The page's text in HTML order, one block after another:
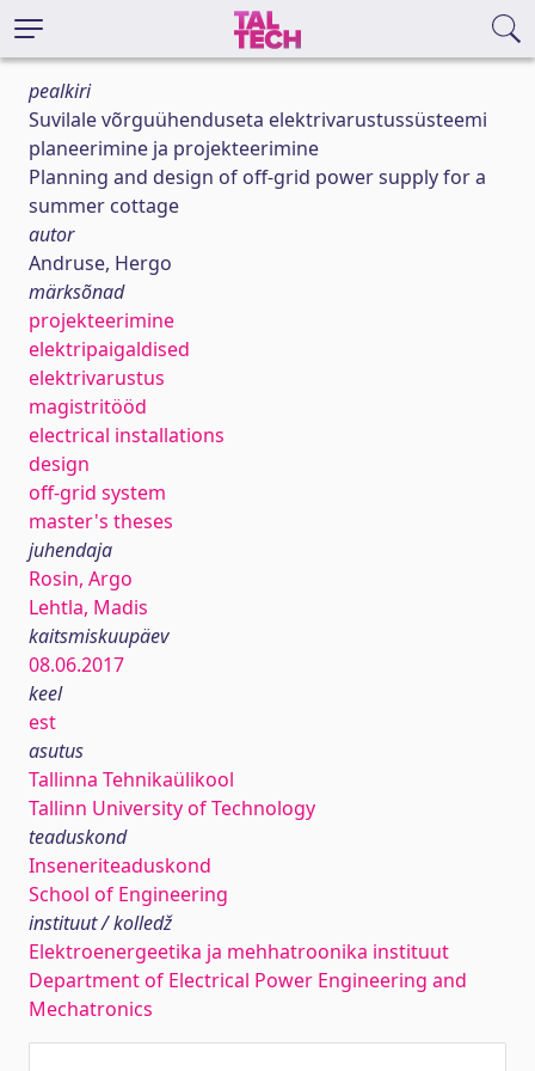
pealkiri
Suvilale võrguühenduseta elektrivarustussüsteemi
planeerimine ja projekteerimine
Planning and design of off-grid power supply for a
summer cottage
autor
Andruse, Hergo
märksõnad
projekteerimine
elektripaigaldised
elektrivarustus
magistritööd
electrical installations
design
off-grid system
master's theses
juhendaja
Rosin, Argo
Lehtla, Madis
kaitsmiskuupäev
08.06.2017
keel
est
asutus
Tallinna Tehnikaülikool
Tallinn University of Technology
teaduskond
Inseneriteaduskond
School of Engineering
instituut / kolledž
Elektroenergeetika ja mehhatroonika instituut
Department of Electrical Power Engineering and
Mechatronics